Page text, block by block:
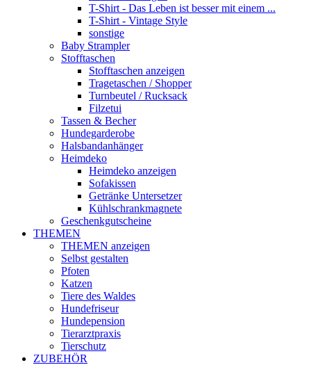
T-Shirt - Das Leben ist besser mit einem ...
T-Shirt - Vintage Style
sonstige
Baby Strampler
Stofftaschen
Stofftaschen anzeigen
Tragetaschen / Shopper
Turnbeutel / Rucksack
Filzetui
Tassen & Becher
Hundegarderobe
Halsbandanhänger
Heimdeko
Heimdeko anzeigen
Sofakissen
Getränke Untersetzer
Kühlschrankmagnete
Geschenkgutscheine
THEMEN
THEMEN anzeigen
Selbst gestalten
Pfoten
Katzen
Tiere des Waldes
Hundefriseur
Hundepension
Tierarztpraxis
Tierschutz
ZUBEHÖR